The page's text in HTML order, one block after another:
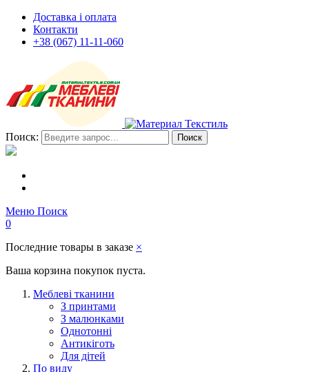
Доставка і оплата
Контакти
+38 (067) 11-11-060
Поиск: Поиск
Меню Поиск
0
Последние товары в заказе ×
Ваша корзина покупок пуста.
Меблеві тканини
З принтами
З малюнками
Однотонні
Антикіготь
Для дітей
По виду